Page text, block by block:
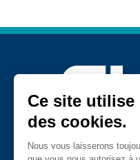
Rejoignez-nous